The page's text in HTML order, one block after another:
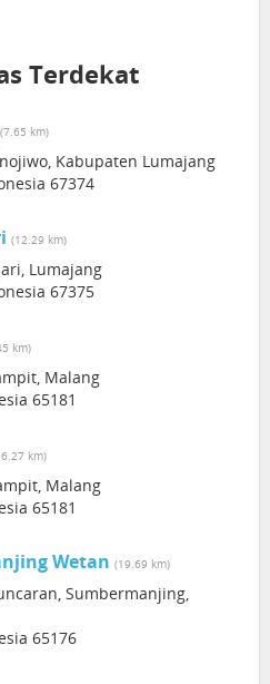
Terdekat
(7.65 km)
Kabupaten Lumajang
67374
(12.29 km)
Lumajang
67375
km)
Malang
65181
km)
Malang
65181
Wetan (19.69 km)
Sumbermanjing,
65176